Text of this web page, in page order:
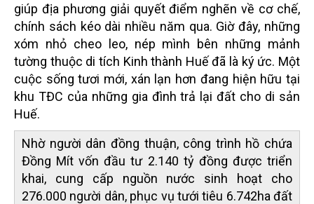
giúp địa phương giải quyết điểm nghẽn về cơ chế,
chính sách kéo dài nhiều năm qua. Giờ đây, những
xóm nhỏ cheo leo, nép mình bên những mảnh
tường thuộc di tích Kinh thành Huế đã là ký ức. Một
cuộc sống tươi mới, xán lạn hơn đang hiện hữu tại
khu TĐC của những gia đình trả lại đất cho di sản
Huế.
Nhờ người dân đồng thuận, công trình hồ chứa
Đồng Mít vốn đầu tư 2.140 tỷ đồng được triển
khai, cung cấp nguồn nước sinh hoạt cho
276.000 người dân, phục vụ tưới tiêu 6.742ha đất